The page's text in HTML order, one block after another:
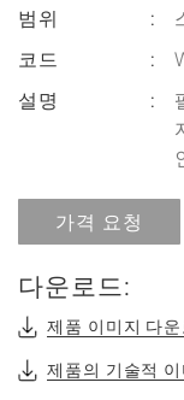
범위 :
코드
:
설명
:
가격 요청
다운로드:
제품 이미지 다운
제품의 기술적 이